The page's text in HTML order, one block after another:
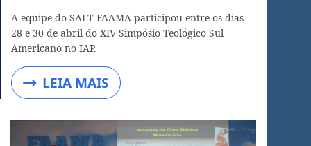
A equipe do SALT-FAAMA participou entre os dias
28 e 30 de abril do XIV Simpósio Teológico Sul
Americano no IAP.
LEIA MAIS